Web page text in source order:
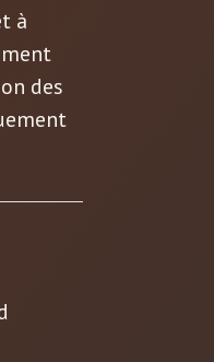
à
des